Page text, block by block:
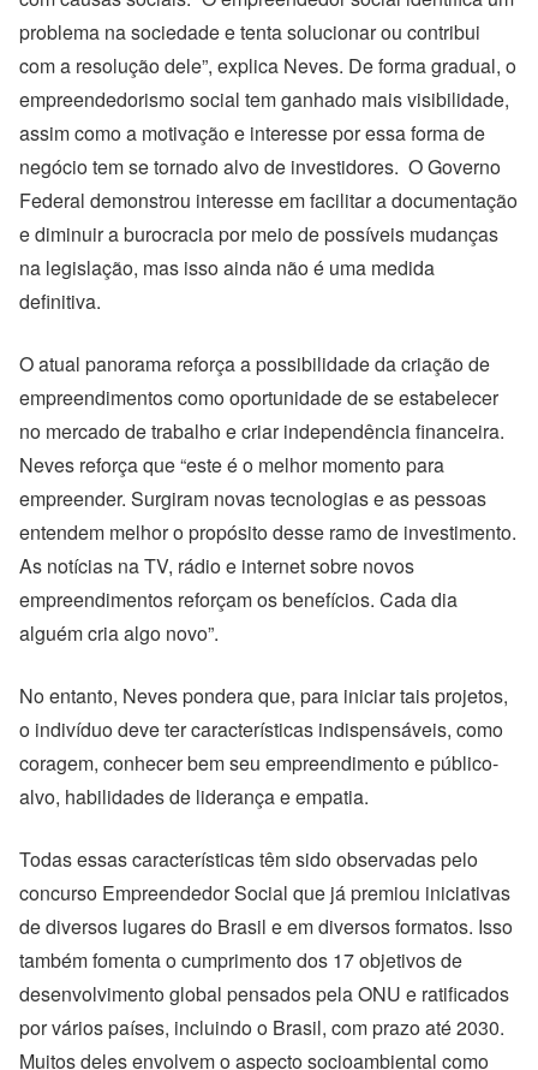
problema na sociedade e tenta solucionar ou contribui
com a resolução dele”, explica Neves. De forma gradual, o
empreendedorismo social tem ganhado mais visibilidade,
assim como a motivação e interesse por essa forma de
negócio tem se tornado alvo de investidores. O Governo
Federal demonstrou interesse em facilitar a documentação
e diminuir a burocracia por meio de possíveis mudanças
na legislação, mas isso ainda não é uma medida
definitiva.
O atual panorama reforça a possibilidade da criação de
empreendimentos como oportunidade de se estabelecer
no mercado de trabalho e criar independência financeira.
Neves reforça que “este é o melhor momento para
empreender. Surgiram novas tecnologias e as pessoas
entendem melhor o propósito desse ramo de investimento.
As notícias na TV, rádio e internet sobre novos
empreendimentos reforçam os benefícios. Cada dia
alguém cria algo novo”.
No entanto, Neves pondera que, para iniciar tais projetos,
o indivíduo deve ter características indispensáveis, como
coragem, conhecer bem seu empreendimento e público-
alvo, habilidades de liderança e empatia.
Todas essas características têm sido observadas pelo
concurso Empreendedor Social que já premiou iniciativas
de diversos lugares do Brasil e em diversos formatos. Isso
também fomenta o cumprimento dos 17 objetivos de
desenvolvimento global pensados pela ONU e ratificados
por vários países, incluindo o Brasil, com prazo até 2030.
Muitos deles envolvem o aspecto socioambiental como